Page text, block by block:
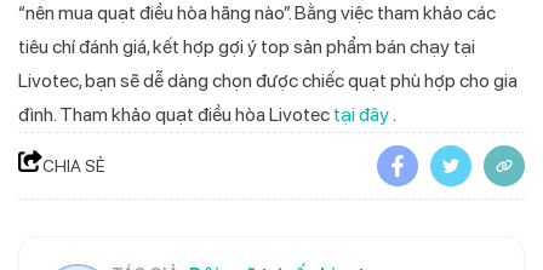
“nên mua quạt điều hòa hãng nào”. Bằng việc tham khảo các
tiêu chí đánh giá, kết hợp gợi ý top sản phẩm bán chạy tại
Livotec, bạn sẽ dễ dàng chọn được chiếc quạt phù hợp cho gia
đình. Tham khảo quạt điều hòa Livotec tại đây.
CHIA SẺ